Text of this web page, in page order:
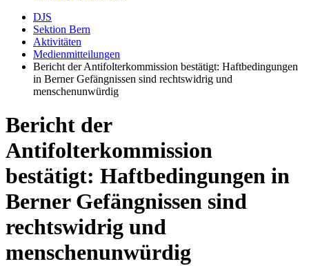
DJS
Sektion Bern
Aktivitäten
Medienmitteilungen
Bericht der Antifolterkommission bestätigt: Haftbedingungen
in Berner Gefängnissen sind rechtswidrig und
menschenunwürdig
Bericht der
Antifolterkommission
bestätigt: Haftbedingungen in
Berner Gefängnissen sind
rechtswidrig und
menschenunwürdig